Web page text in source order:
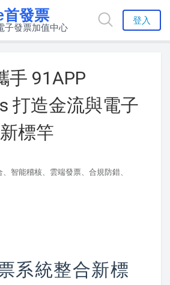
首發票
子發票加值中心
登入
手 91APP
打造金流與電子
標竿
智能稽核、雲端發票、合規防錯、
系統整合新標